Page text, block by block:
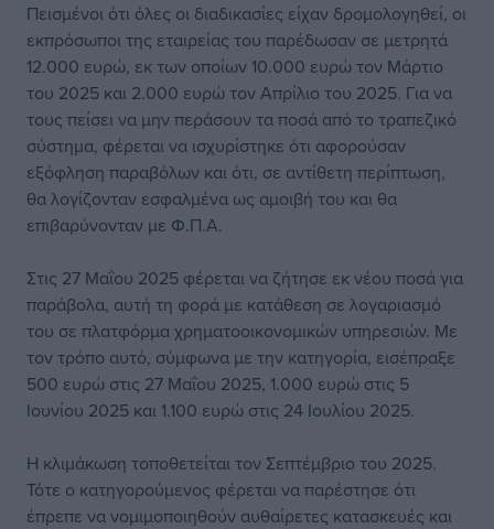
Πεισμένοι ότι όλες οι διαδικασίες είχαν δρομολογηθεί, οι
εκπρόσωποι της εταιρείας του παρέδωσαν σε μετρητά
12.000 ευρώ, εκ των οποίων 10.000 ευρώ τον Μάρτιο
του 2025 και 2.000 ευρώ τον Απρίλιο του 2025. Για να
τους πείσει να μην περάσουν τα ποσά από το τραπεζικό
σύστημα, φέρεται να ισχυρίστηκε ότι αφορούσαν
εξόφληση παραβόλων και ότι, σε αντίθετη περίπτωση,
θα λογίζονταν εσφαλμένα ως αμοιβή του και θα
επιβαρύνονταν με Φ.Π.Α.
Στις 27 Μαΐου 2025 φέρεται να ζήτησε εκ νέου ποσά για
παράβολα, αυτή τη φορά με κατάθεση σε λογαριασμό
του σε πλατφόρμα χρηματοοικονομικών υπηρεσιών. Με
τον τρόπο αυτό, σύμφωνα με την κατηγορία, εισέπραξε
500 ευρώ στις 27 Μαΐου 2025, 1.000 ευρώ στις 5
Ιουνίου 2025 και 1.100 ευρώ στις 24 Ιουλίου 2025.
Η κλιμάκωση τοποθετείται τον Σεπτέμβριο του 2025.
Τότε ο κατηγορούμενος φέρεται να παρέστησε ότι
έπρεπε να νομιμοποιηθούν αυθαίρετες κατασκευές και